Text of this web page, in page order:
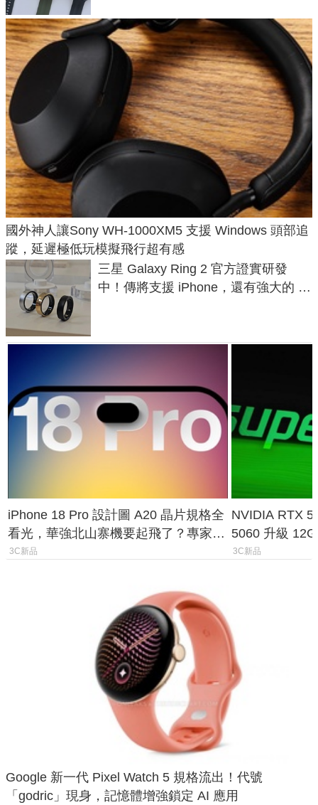
國外神人讓Sony WH-1000XM5 支援 Windows 頭部追
蹤，延遲極低玩模擬飛行超有感
三星 Galaxy Ring 2 官方證實研發
中！傳將支援 iPhone，還有強大的 AI
iPhone 18 Pro 設計圖 A20 晶片規格全
看光，華強北山寨機要起飛了？專家曝
山寨機無法復刻兩大關鍵
3C新品
NVIDIA RTX
5060 升級
次規格終於不
3C新品
Google 新一代 Pixel Watch 5 規格流出！代號
「godric」現身，記憶體增強鎖定 AI 應用